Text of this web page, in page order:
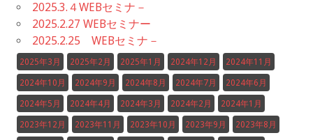
2025.3.４WEBセミナ－
2025.2.27 WEBセミナー
2025.2.25 WEBセミナ－
2025年3月 2025年2月 2025年1月 2024年12月 2024年11月
2024年10月 2024年9月 2024年8月 2024年7月 2024年6月
2024年5月 2024年4月 2024年3月 2024年2月 2024年1月
2023年12月 2023年11月 2023年10月 2023年9月 2023年8月